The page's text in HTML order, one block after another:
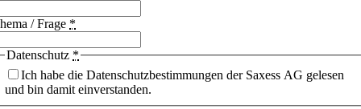
/ Frage *
Datenschutz *
Ich habe die Datenschutzbestimmungen der Saxess AG gelesen
und bin damit einverstanden.